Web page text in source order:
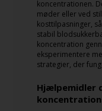
koncentrationen.
møder eller ved
kosttilpasninger,
stabil
koncentration
eksperimentere
strategier, der
Hjælpemidler